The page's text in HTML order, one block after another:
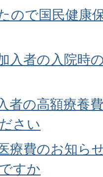
ので国民健康
入者の入院時
者の高額療養
さい
療費のお知ら
すか